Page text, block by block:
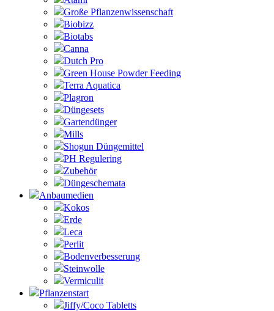
Große Pflanzenwissenschaft
Biobizz
Biotabs
Canna
Dutch Pro
Green House Powder Feeding
Terra Aquatica
Plagron
Düngesets
Gartendünger
Mills
Shogun Düngemittel
PH Regulering
Zubehör
Düngeschemata
Anbaumedien
Kokos
Erde
Leca
Perlit
Bodenverbesserung
Steinwolle
Vermiculit
Pflanzenstart
Jiffy/Coco Tabletts